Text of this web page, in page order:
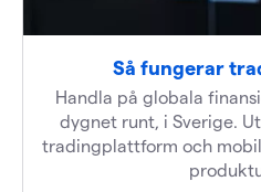
Så fungerar
Handla på globala
dygnet runt, i Sverige.
tradingplattform och